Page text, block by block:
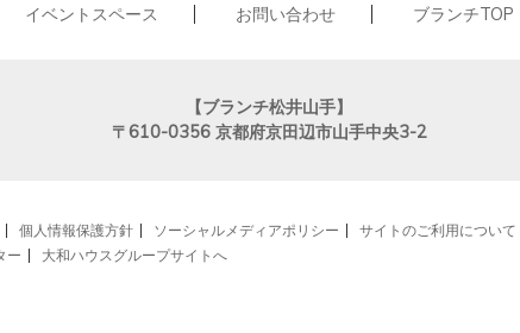
イベントスペース
お問い合わせ ブランチTOP
【ブランチ松井山手】
〒610-0356 京都府京田辺市山手中央3-2
個人情報保護方針 ソーシャルメディアポリシー
サイトのご利用について
ー
大和ハウスグループサイトへ